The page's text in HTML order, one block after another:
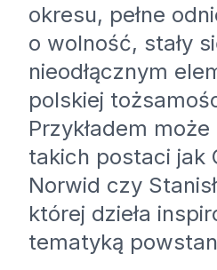
okresu, pełne
o wolność, stały
nieodłącznym
polskiej
Przykładem
takich postaci jak
Norwid czy
której dzieła
tematyką